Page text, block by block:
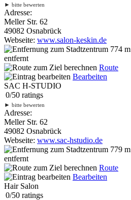
► bitte bewerten
Adresse:
Meller Str. 62
49082 Osnabrück
Webseite: www.salon-keskin.de
774 m
entfernt
Route
Bearbeiten
SAC H-STUDIO
0/50 ratings
► bitte bewerten
Adresse:
Meller Str. 62
49082 Osnabrück
Webseite: www.sac-hstudio.de
779 m
entfernt
Route
Bearbeiten
Hair Salon
0/50 ratings